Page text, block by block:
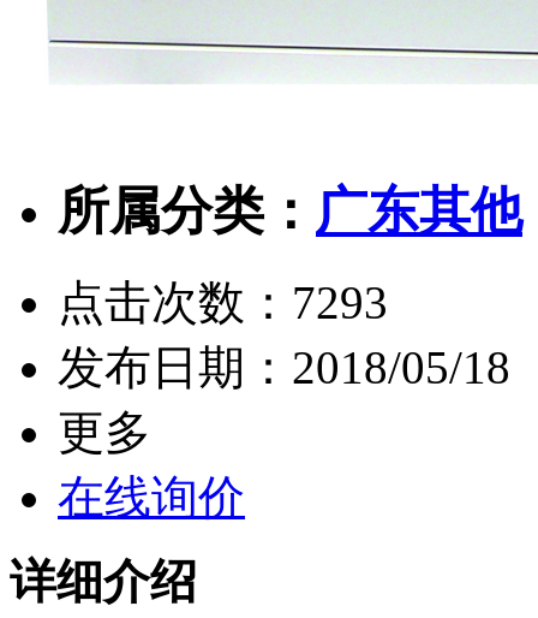
所属分类： 广东其他
点击次数： 7293
发布日期： 2018/05/18
更多
在线询价
详细介绍